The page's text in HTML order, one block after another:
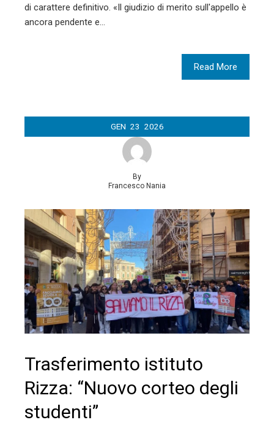
di carattere definitivo. «Il giudizio di merito sull'appello è
ancora pendente e…
Read More
GEN 23 2026
By
Francesco Nania
Trasferimento istituto
Rizza: “Nuovo corteo degli
studenti”